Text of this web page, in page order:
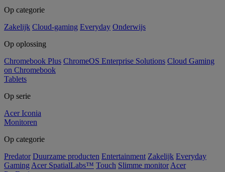
Op categorie
Zakelijk Cloud-gaming Everyday Onderwijs
Op oplossing
Chromebook Plus ChromeOS Enterprise Solutions Cloud Gaming
on Chromebook
Tablets
Op serie
Acer Iconia
Monitoren
Op categorie
Predator Duurzame producten Entertainment Zakelijk Everyday
Gaming Acer SpatialLabs™ Touch Slimme monitor Acer